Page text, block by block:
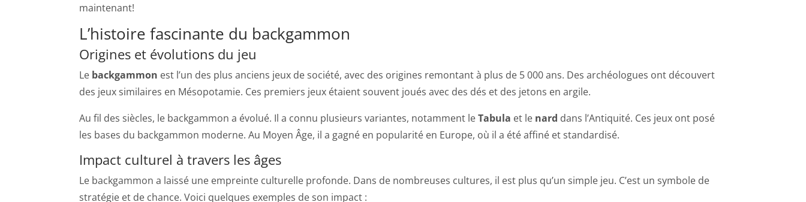
maintenant!
L’histoire fascinante du backgammon
Origines et évolutions du jeu
Le backgammon est l’un des plus anciens jeux de société, avec des origines remontant à plus de 5 000 ans. Des archéologues ont découvert
des jeux similaires en Mésopotamie. Ces premiers jeux étaient souvent joués avec des dés et des jetons en argile.
Au fil des siècles, le backgammon a évolué. Il a connu plusieurs variantes, notamment leTabula et le nard dans l’Antiquité. Ces jeux ont posé
les bases du backgammon moderne. Au Moyen Âge, il a gagné en popularité en Europe, où il a été affiné et standardisé.
Impact culturel à travers les âges
Le backgammon a laissé une empreinte culturelle profonde. Dans de nombreuses cultures, il est plus qu’un simple jeu. C’est un symbole de
stratégie et de chance. Voici quelques exemples de son impact :